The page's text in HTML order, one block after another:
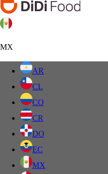
MX
AR
CL
CO
CR
DO
EC
MX